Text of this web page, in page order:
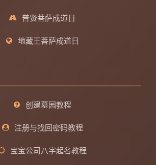
普贤菩萨成道日
地藏王菩萨成道日
创建墓园教程
注册与找回密码教程
宝宝公司八字起名教程